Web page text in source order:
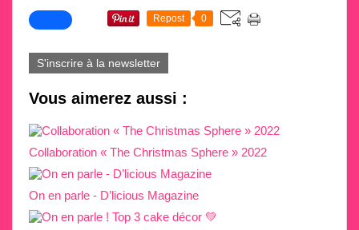
Repost 0
S'inscrire à la newsletter
Vous aimerez aussi :
Collaboration « The Christmas Sphere » 2022
On en parle - D’licious Magazine